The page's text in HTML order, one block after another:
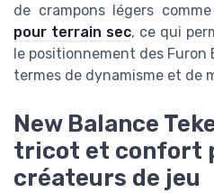
de crampons légers
pour terrain sec, ce qui
le positionnement des Furon
termes de dynamisme et de
New Balance
tricot et confort
créateurs de jeu